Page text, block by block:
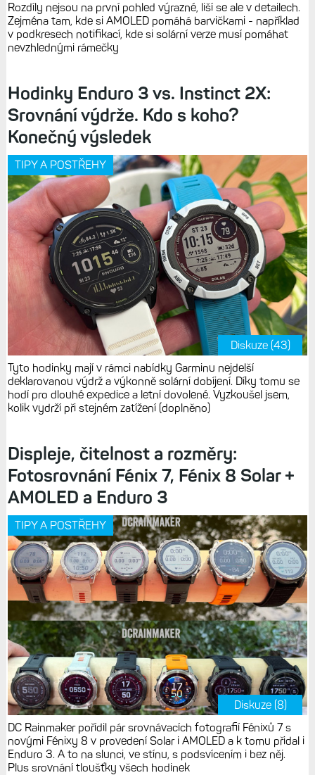
Rozdíly nejsou na první pohled výrazné, liší se ale v detailech.
Zejména tam, kde si AMOLED pomáhá barvičkami - například
v podkresech notifikací, kde si solární verze musí pomáhat
nevzhlednými rámečky
Hodinky Enduro 3 vs. Instinct 2X:
Srovnání výdrže. Kdo s koho?
Konečný výsledek
TIPY A POSTŘEHY
Diskuze (43)
Tyto hodinky mají v rámci nabídky Garminu nejdelší
deklarovanou výdrž a výkonně solární dobíjení. Díky tomu se
hodí pro dlouhé expedice a letní dovolené. Vyzkoušel jsem,
kolik vydrží při stejném zatížení (doplněno)
Displeje, čitelnost a rozměry:
Fotosrovnání Fénix 7, Fénix 8 Solar +
AMOLED a Enduro 3
TIPY A POSTŘEHY
Diskuze (8)
DC Rainmaker pořídil pár srovnávacích fotografií Fénixů 7 s
novými Fénixy 8 v provedení Solar i AMOLED a k tomu přidal i
Enduro 3. A to na slunci, ve stínu, s podsvícením i bez něj.
Plus srovnání tloušťky všech hodinek